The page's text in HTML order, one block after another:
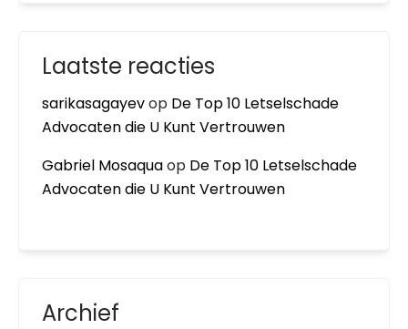
Laatste reacties
sarikasagayevop De Top 10 Letselschade
Advocaten die U Kunt Vertrouwen
Gabriel Mosaquaop De Top 10 Letselschade
Advocaten die U Kunt Vertrouwen
Archief